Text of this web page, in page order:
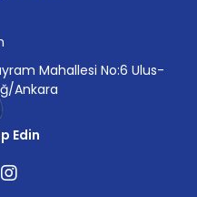
Mahallesi No:6 Ulus-
Ankara
Edin